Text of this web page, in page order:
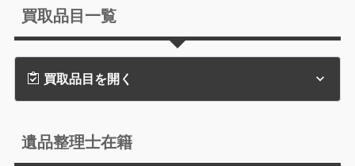
買取品目一覧
買取品目を開く
遺品整理士在籍